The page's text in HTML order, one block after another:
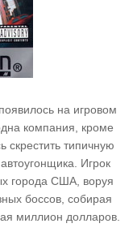
на игровом
компания, кроме
скрестить типичную
Игрок
города США, воруя
боссов, собирая
миллион долларов.